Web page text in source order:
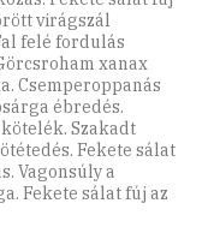
virágszál
felé fordulás
xanax
Csemperoppanás
ébredés.
Szakadt
Fekete sálat
Vagonsúly a
Fekete sálat fúj az